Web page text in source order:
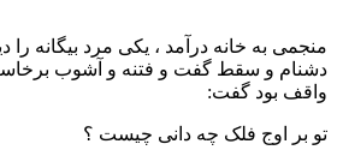
منجمی به خانه درآمد ، یکی مرد بیگانه را
دشنام و سقط گفت و فتنه و آشوب
واقف بود گفت:
تو بر اوج فلک چه دانى چیست ؟